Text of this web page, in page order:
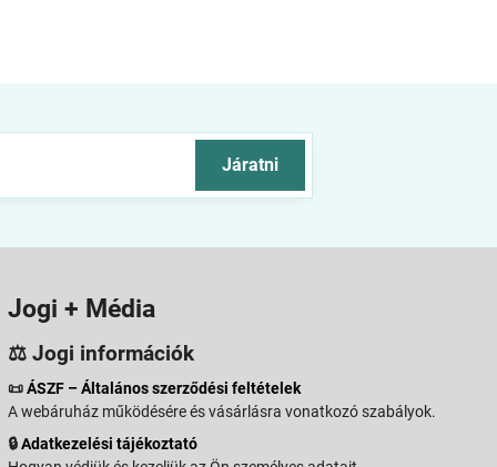
Járatni
Jogi + Média
⚖️ Jogi információk
📜ÁSZF – Általános szerződési feltételek
A webáruház működésére és vásárlásra vonatkozó szabályok.
🔒Adatkezelési tájékoztató